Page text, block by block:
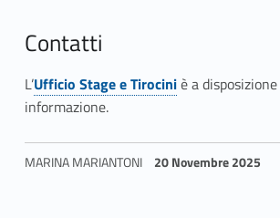
u
l
a
r
i
Contatti
L’
Link identifier #identifier__181333-5
Link identifier #identifier__114947-7
Ufficio Stage e Tirociniè a
informazione.
MARINA MARIANTONI 20 Novembre 2025